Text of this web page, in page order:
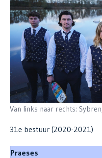
Van links naar rechts:
31e bestuur (2020-2021)
Praeses